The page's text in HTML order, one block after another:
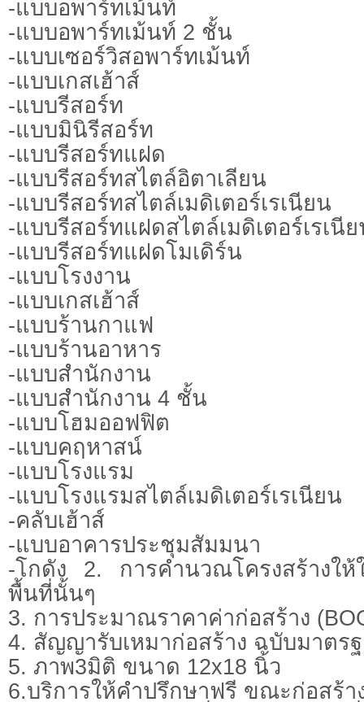
-แบบอพาร์ทเม้นท์
-แบบอพาร์ทเม้นท์ 2 ชั้น
-แบบเซอร์วิสอพาร์ทเม้นท์
-แบบเกสเฮ้าส์
-แบบรีสอร์ท
-แบบมินิรีสอร์ท
-แบบรีสอร์ทแฝด
-แบบรีสอร์ทสไตล์อิตาเลียน
-แบบรีสอร์ทสไตล์เมดิเตอร์เรเนียน
-แบบรีสอร์ทแฝดสไตล์เมดิเตอร์เรเนี
-แบบรีสอร์ทแฝดโมเดิร์น
-แบบโรงงาน
-แบบเกสเฮ้าส์
-แบบร้านกาแฟ
-แบบร้านอาหาร
-แบบสำนักงาน
-แบบสำนักงาน 4 ชั้น
-แบบโฮมออฟฟิต
-แบบคฤหาสน์
-แบบโรงแรม
-แบบโรงแรมสไตล์เมดิเตอร์เรเนียน
-คลับเฮ้าส์
-แบบอาคารประชุมสัมมนา
-โกดัง 2. การคำนวณโครงสร้างให้
พื้นที่นั้นๆ
3. การประมาณราคาค่าก่อสร้าง
4. สัญญารับเหมาก่อสร้าง ฉบับมาตร
5. ภาพ3มิติ ขนาด 12x18 นิ้ว
6.บริการให้คำปรึกษาฟรี ขณะก่อสร้